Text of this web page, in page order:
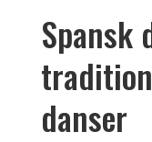
Spansk
danser